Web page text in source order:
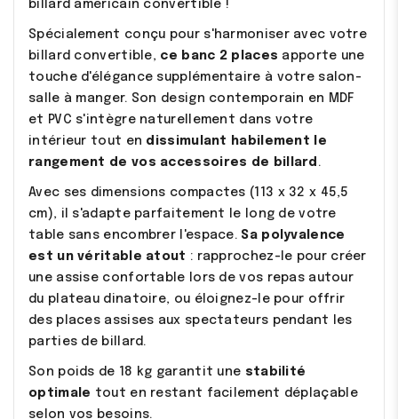
billard américain convertible !
Spécialement conçu pour s'harmoniser avec votre
billard convertible, ce banc 2 places apporte une
touche d'élégance supplémentaire à votre salon-
salle à manger. Son design contemporain en MDF
et PVC s'intègre naturellement dans votre
intérieur tout en dissimulant habilement le
rangement de vos accessoires de billard .
Avec ses dimensions compactes (113 x 32 x 45,5
cm), il s'adapte parfaitement le long de votre
table sans encombrer l'espace. Sa polyvalence
est un véritable atout : rapprochez-le pour créer
une assise confortable lors de vos repas autour
du plateau dinatoire, ou éloignez-le pour offrir
des places assises aux spectateurs pendant les
parties de billard.
Son poids de 18 kg garantit une stabilité
optimale tout en restant facilement déplaçable
selon vos besoins.